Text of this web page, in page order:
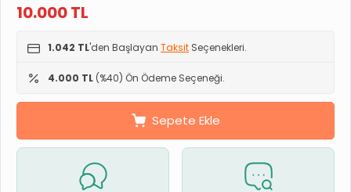
10.000TL
1.042 TL'den Başlayan Taksit Seçenekleri.
4.000 TL (%40) Ön Ödeme Seçeneği.
Sepete Ekle